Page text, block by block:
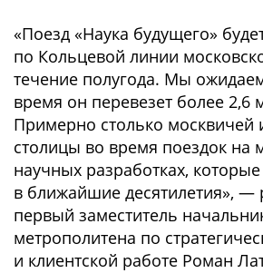
«Поезд «Наука будущего»
по Кольцевой линии
течение полугода. Мы
время он перевезет более 2,6
Примерно столько москвичей
столицы во время поездок на
научных разработках,
в ближайшие десятилетия», —
первый заместитель
метрополитена по
и клиентской работе Роман